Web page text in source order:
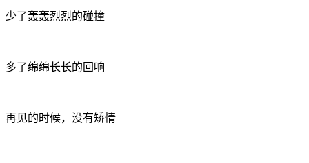
少了轰轰烈烈的碰撞
多了绵绵长长的回响
再见的时候，没有矫情